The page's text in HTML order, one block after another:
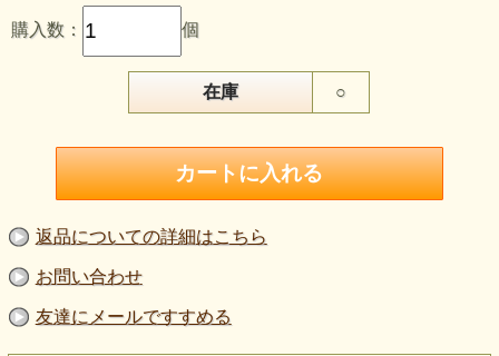
購入数： 個
在庫 ○
返品についての詳細はこちら
お問い合わせ
友達にメールですすめる